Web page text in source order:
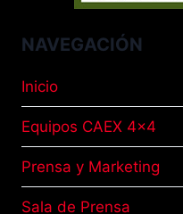
NAVEGACIÓN
Inicio
Equipos CAEX 4×4
Prensa y Marketing
Sala de Prensa